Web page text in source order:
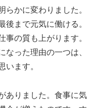
らかに変わりました。
後まで元気に働ける。
事の質も上がります。
なった理由の一つは、
います。
ありました。食事に気